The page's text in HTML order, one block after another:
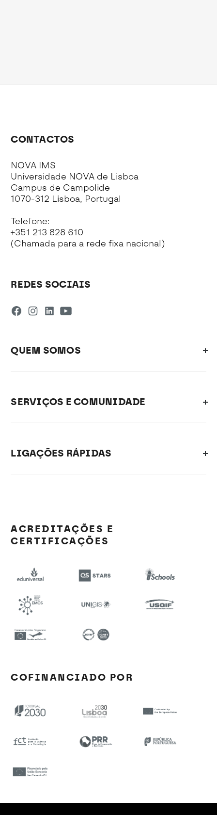
CONTACTOS
NOVA IMS
Universidade NOVA de Lisboa
Campus de Campolide
1070-312 Lisboa, Portugal
Telefone:
+351 213 828 610
(Chamada para a rede fixa nacional)
REDES SOCIAIS
QUEM SOMOS
SERVIÇOS E COMUNIDADE
LIGAÇÕES RÁPIDAS
ACREDITAÇÕES E
CERTIFICAÇÕES
COFINANCIADO POR